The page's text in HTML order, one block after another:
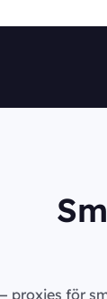
proxies för